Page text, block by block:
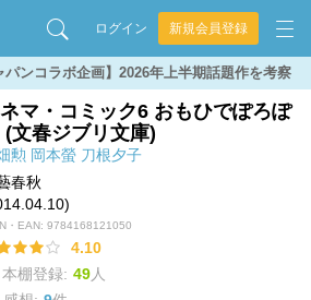
ログイン 新規会員登録
パンコラボ企画】2026年上半期話題作を考察
マ・コミック6 おもひでぽろぽ
(文春ジブリ文庫)
勲 岡本螢 刀根夕子
春秋
・EAN: 9784168121050
4.10
本棚登録: 49人